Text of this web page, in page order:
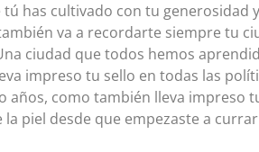
tú has cultivado con tu generosidad
va a recordarte siempre tu
ciudad que todos hemos
impreso tu sello en todas las
como también lleva impreso
piel desde que empezaste a